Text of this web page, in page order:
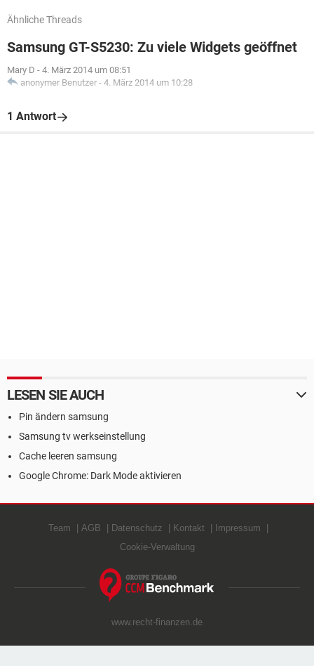
Ähnliche Threads
Samsung GT-S5230: Zu viele Widgets geöffnet
Mary D - 4. März 2014 um 08:51
anonymer Benutzer - 4. März 2014 um 10:28
1 Antwort
LESEN SIE AUCH
Pin ändern samsung
Samsung tv werkseinstellung
Cache leeren samsung
Google Chrome: Dark Mode aktivieren
Team AGB Datenschutz Kontakt
Impressum
Cookie-Verwaltung
www.recht-finanzen.de